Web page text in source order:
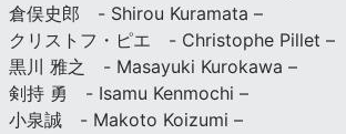
倉俣史郎 - Shirou Kuramata –
クリストフ・ピエ - Christophe Pillet –
黒川 雅之 - Masayuki Kurokawa –
剣持 勇 - Isamu Kenmochi –
小泉誠 - Makoto Koizumi –